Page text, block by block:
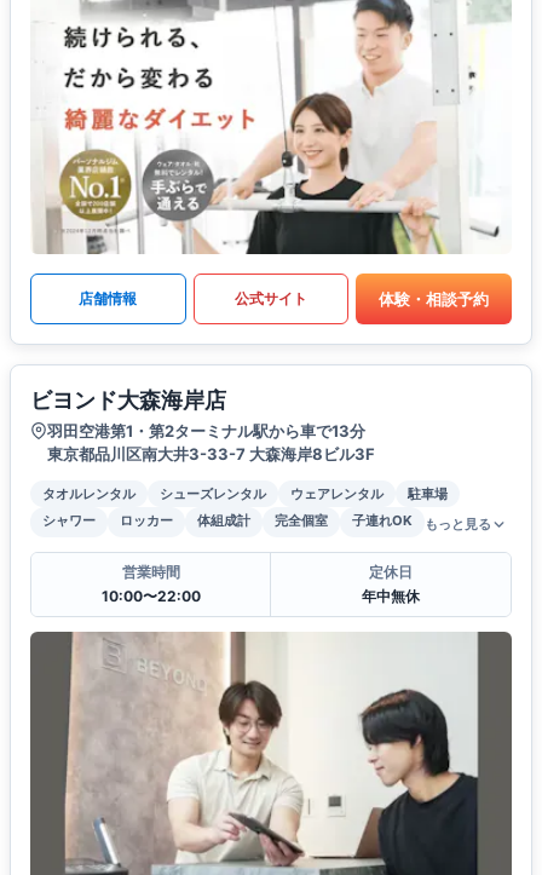
店舗情報 公式サイト 体験・相談予約
ビヨンド大森海岸店
羽田空港第1・第2ターミナル駅から車で13分
東京都品川区南大井3-33-7 大森海岸8ビル3F
タオルレンタル シューズレンタル ウェアレンタル
駐車場
シャワー
ロッカー 体組成計 完全個室 子連れOK もっと見る
営業時間
10:00〜22:00
定休日
年中無休